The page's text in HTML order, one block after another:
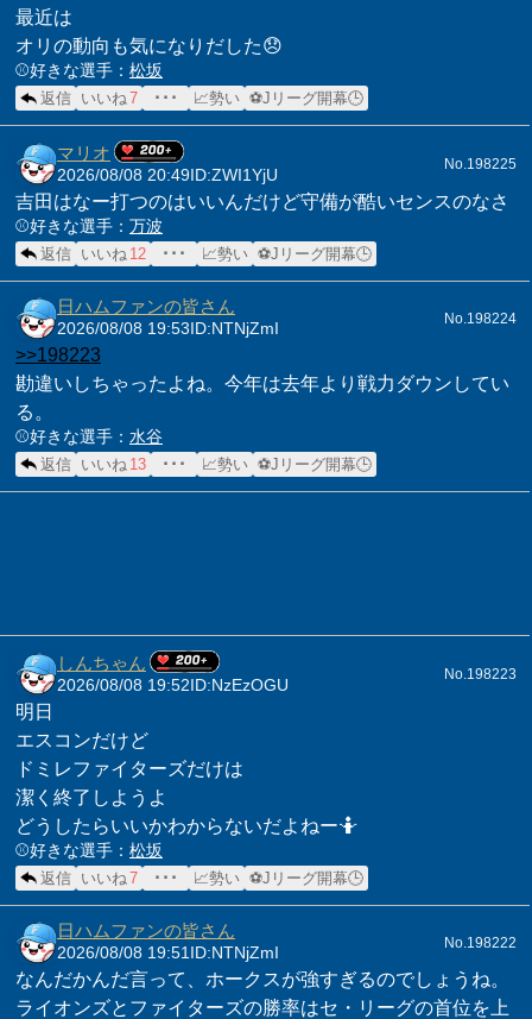
最近は
オリの動向も気になりだした😞
⚾️好きな選手： 松坂
返信 いいね7 ･･･ 📈勢い ⚽Jリーグ開幕🕒
マリオ
2026/08/08 20:49 ID:ZWI1YjU
No.198225
吉田はなー打つのはいいんだけど守備が酷いセンスのなさ
⚾️好きな選手： 万波
返信 いいね 12 ･･･ 📈勢い ⚽Jリーグ開幕🕒
日ハムファンの皆さん
2026/08/08 19:53 ID:NTNjZmI
No.198224
>>198223
勘違いしちゃったよね。今年は去年より戦力ダウンしてい
る。
⚾️好きな選手： 水谷
返信 いいね 13 ･･･ 📈勢い ⚽Jリーグ開幕🕒
しんちゃん
2026/08/08 19:52 ID:NzEzOGU
No.198223
明日
エスコンだけど
ドミレファイターズだけは
潔く終了しようよ
どうしたらいいかわからないだよねー🤷
⚾️好きな選手： 松坂
返信 いいね7 ･･･ 📈勢い ⚽Jリーグ開幕🕒
日ハムファンの皆さん
2026/08/08 19:51 ID:NTNjZmI
No.198222
なんだかんだ言って、ホークスが強すぎるのでしょうね。
ライオンズとファイターズの勝率はセ・リーグの首位を上